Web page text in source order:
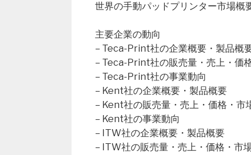
世界の手動パッドプリンター市場
主要企業の動向
– Teca-Print社の企業概要・製品概
– Teca-Print社の販売量・売上・価
– Teca-Print社の事業動向
– Kent社の企業概要・製品概要
– Kent社の販売量・売上・価格・市
– Kent社の事業動向
– ITW社の企業概要・製品概要
– ITW社の販売量・売上・価格・市